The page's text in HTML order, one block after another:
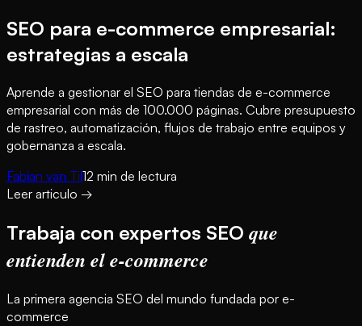
SEO para e-commerce empresarial:
estrategias a escala
Aprende a gestionar el SEO para tiendas de e-commerce
empresarial con más de 100.000 páginas. Cubre presupuesto
de rastreo, automatización, flujos de trabajo entre equipos y
gobernanza a escala.
Fabian van Til12 min de lectura
Leer articulo →
Trabaja con expertos SEO que
entienden el e-commerce
La primera agencia SEO del mundo fundada por e-
commerce